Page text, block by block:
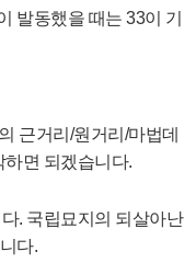
발동했을 때는 33이 기
근거리/원거리/마법데
면 되겠습니다.
. 국립묘지의 되살아난
다.